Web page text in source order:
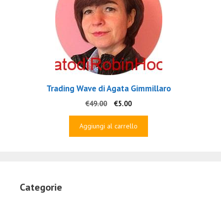
Trading Wave di Agata Gimmillaro
€49.00
Il
prezzo
originale
€5.00Il
prezzo
attuale
Aggiungi al carrello
Categorie